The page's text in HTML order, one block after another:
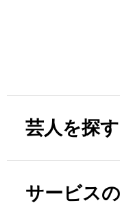
芸人を探す
サービス